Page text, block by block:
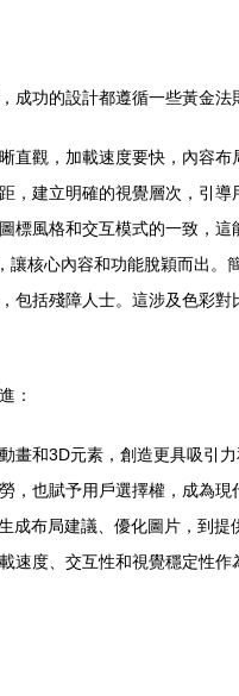
成功的設計都遵循一些黃金法
直觀，加載速度要快，內容
，建立明確的視覺層次，引
標風格和交互模式的一致，
讓核心內容和功能脫穎而出。
包括殘障人士。這涉及色彩
：
畫和3D元素，創造更具吸引力
，也賦予用戶選擇權，成為現
成布局建議、優化圖片，到提
速度、交互性和視覺穩定性